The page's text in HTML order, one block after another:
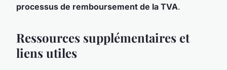
processus de remboursement de la TVA.
Ressources supplémentaires et
liens utiles